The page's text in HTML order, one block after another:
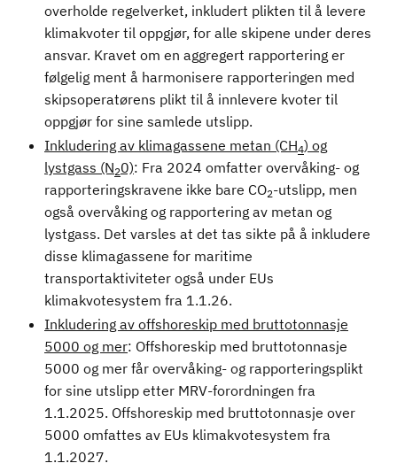
overholde regelverket, inkludert plikten til å levere
klimakvoter til oppgjør, for alle skipene under deres
ansvar. Kravet om en aggregert rapportering er
følgelig ment å harmonisere rapporteringen med
skipsoperatørens plikt til å innlevere kvoter til
oppgjør for sine samlede utslipp.
Inkludering av klimagassene metan (CH4) og
lystgass (N20): Fra 2024 omfatter overvåking- og
rapporteringskravene ikke bare CO2-utslipp, men
også overvåking og rapportering av metan og
lystgass. Det varsles at det tas sikte på å inkludere
disse klimagassene for maritime
transportaktiviteter også under EUs
klimakvotesystem fra 1.1.26.
Inkludering av offshoreskip med bruttotonnasje
5000 og mer: Offshoreskip med bruttotonnasje
5000 og mer får overvåking- og rapporteringsplikt
for sine utslipp etter MRV-forordningen fra
1.1.2025. Offshoreskip med bruttotonnasje over
5000 omfattes av EUs klimakvotesystem fra
1.1.2027.